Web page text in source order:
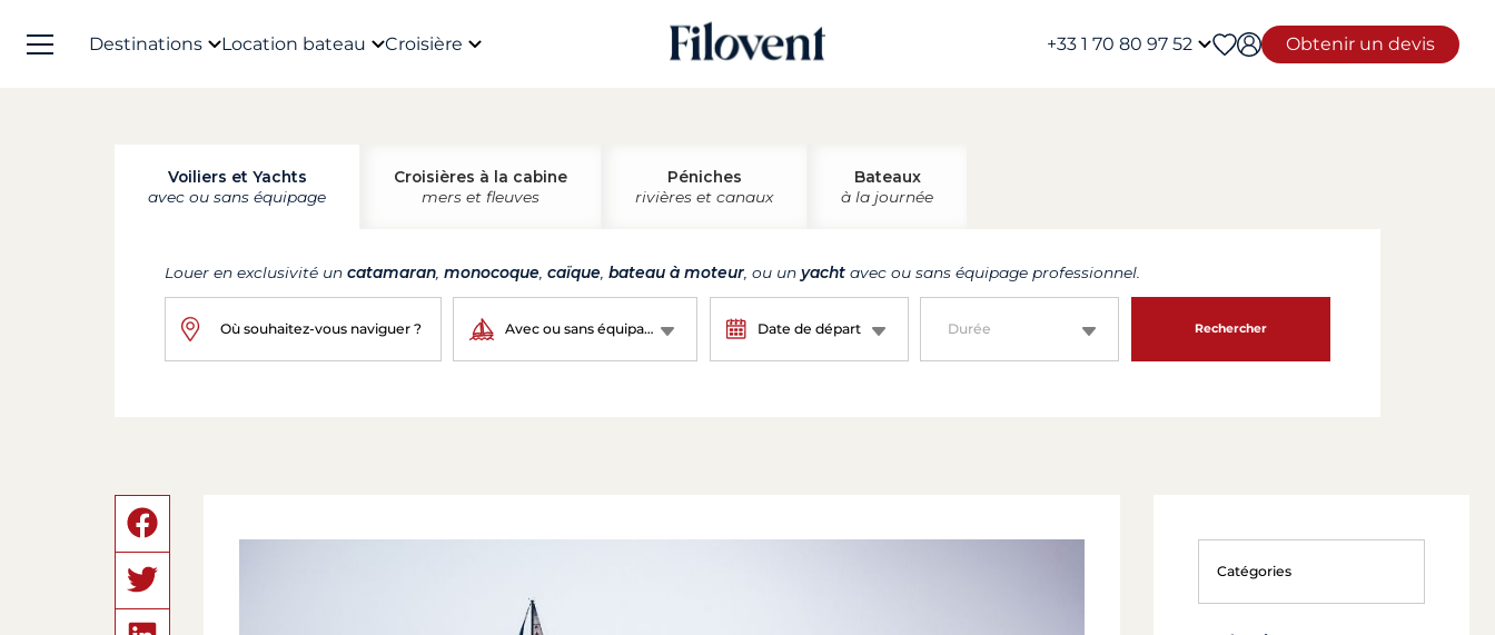
Destinations Location bateau Croisière +33 1 70 80 97 52 Obtenir un devis
Voiliers et Yachts
avec ou sans équipage
Croisières à la cabine
mers et fleuves
Péniches
rivières et canaux
Bateaux
à la journée
Louer en exclusivité un catamaran monocoque caïque bateau à moteur , ou un yacht avec ou sans équipage professionnel.
Avec ou sans équipage ? Date de départ Durée Rechercher